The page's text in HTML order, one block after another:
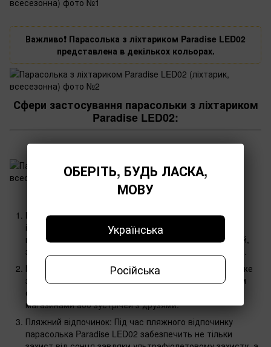
Важливо❗️ Парасолька з ліхтариком Paradise LED02
представлена в декількох кольорах.
Сфери застосування парасольки з ліхтариком
Paradise LED02:
Прогулянки та подорожі: Парасолька Paradise LED02
ідеально підходить для використання під час
прогулянок містом, пікніків на природі або подорожей,
забезпечуючи захист від дощу та сонячних променів.
Міське життя: У міському середовищі, де погода може
змінюватися раптово, ця парасолька стане надійним
супутником для захисту від негоди під час походів
магазинами або зустрічей з друзями.
Пляжний відпочинок: Під час пляжного відпочинку
парасолька Paradise LED02 забезпечить не тільки
ОБЕРІТЬ, БУДЬ ЛАСКА,
МОВУ
Українська
Російська